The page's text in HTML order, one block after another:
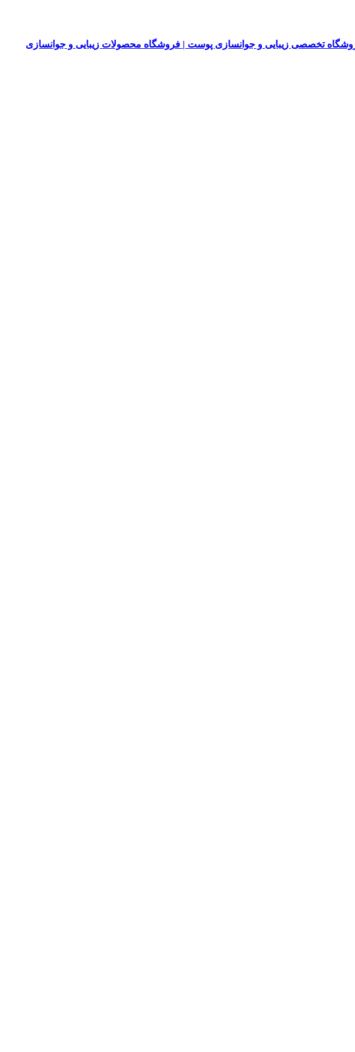
تخصصی زیبایی و جوانسازی پوست | فروشگاه محصولات زیبایی و جوانسازی